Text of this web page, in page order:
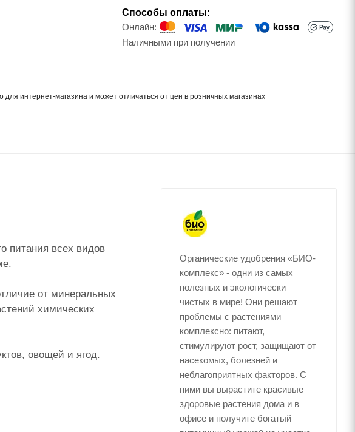
Способы оплаты:
Онлайн:
Наличными при получении
для интернет-магазина и может отличаться от цен в розничных магазинах
питания всех видов
от минеральных
химических
овощей и ягод.
Органические удобрения «БИО-
комплекс» - одни из самых
полезных и экологически
чистых в мире! Они решают
проблемы с растениями
комплексно: питают,
стимулируют рост, защищают от
насекомых, болезней и
неблагоприятных факторов. С
ними вы вырастите красивые
здоровые растения дома и в
офисе и получите богатый